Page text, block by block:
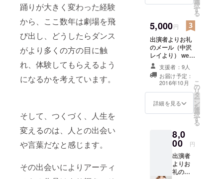
踊りが大きく変わった経験
から、ここ数年は劇場を飛
び出し、どうしたらダンス
がより多くの方の目に触
れ、体験してもらえるよう
になるかを考えています。
そして、つくづく、人生を
変えるのは、人との出会い
や言葉だなと感じます。
その出会いによりアーティ
98年から東
に、舞踏、
演劇との関
わりを深
め、ソロ作
品を定期的
に劇場で発
表。
同時にアー
レベルや
ジャンルに
関係なく、
自分の表現
せてい
ます。
（希望
の方）
択
す
る
5,000円
出演者よりお礼
のメール（中沢
レイより） web
に希望の名義で
お名前掲載（希
望の方） 今回の
ツアーのために
用意しパッケー
ジした
５キロ玄米を差
し上げます。
支援者：9人
お届け予定：
2016年10月
詳細を見る
こ
の
リ
タ
ー
ン
を
選
択
す
る
8,0
00 円
出演者
よりお
礼の